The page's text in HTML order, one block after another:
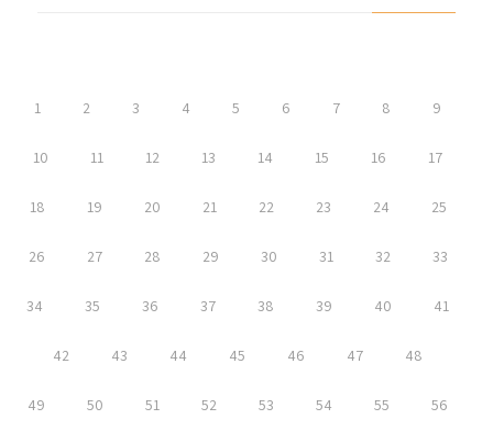
1 2 3 4 5 6 7 8 9
10 11 12 13 14 15 16 17
18 19 20 21 22 23 24 25
26 27 28 29 30 31 32 33
34 35 36 37 38 39 40 41
42 43 44 45 46 47 48
49 50 51 52 53 54 55 56